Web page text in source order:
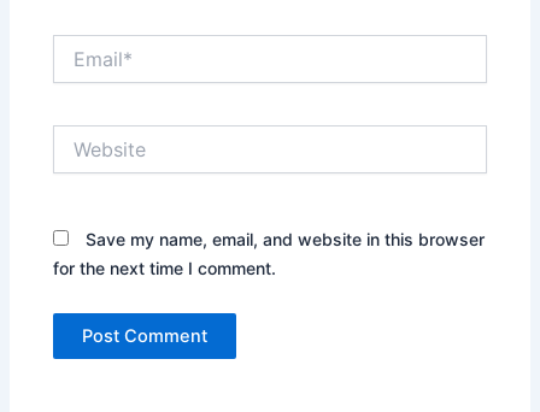
Save my name, email, and website in this browser
for the next time I comment.